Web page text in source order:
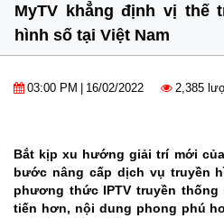
MyTV khẳng định vị thế
hình số tại Việt Nam
03:00 PM 16/02/2022 2,385
Bắt kịp xu hướng giải trí mới
bước nâng cấp dịch vụ truyền
phương thức IPTV truyền
tiến hơn, nội dung phong phú